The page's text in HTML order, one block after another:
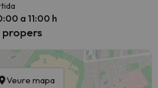
a 11:00 h
propers
Veure mapa